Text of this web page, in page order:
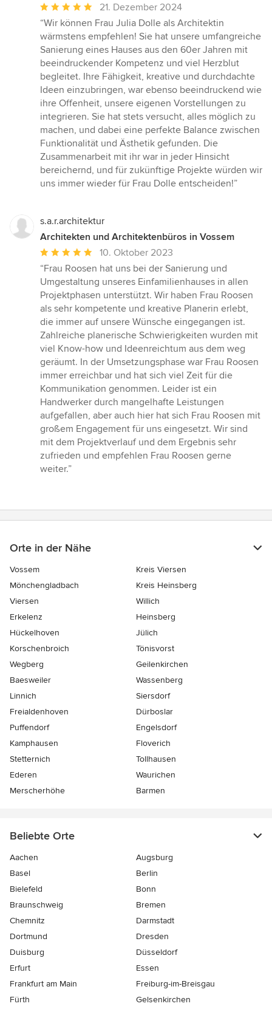
Durchschnittliche
Bewertung:
5
von
5
Sternen
21. Dezember 2024
“Wir können Frau Julia Dolle als Architektin
wärmstens empfehlen! Sie hat unsere umfangreiche
Sanierung eines Hauses aus den 60er Jahren mit
beeindruckender Kompetenz und viel Herzblut
begleitet. Ihre Fähigkeit, kreative und durchdachte
Ideen einzubringen, war ebenso beeindruckend wie
ihre Offenheit, unsere eigenen Vorstellungen zu
integrieren. Sie hat stets versucht, alles möglich zu
machen, und dabei eine perfekte Balance zwischen
Funktionalität und Ästhetik gefunden. Die
Zusammenarbeit mit ihr war in jeder Hinsicht
bereichernd, und für zukünftige Projekte würden wir
uns immer wieder für Frau Dolle entscheiden!”
s.a.r.architektur
Architekten und Architektenbüros in Vossem
Durchschnittliche
Bewertung:
5
von
5
Sternen
10. Oktober 2023
“Frau Roosen hat uns bei der Sanierung und
Umgestaltung unseres Einfamilienhauses in allen
Projektphasen unterstützt. Wir haben Frau Roosen
als sehr kompetente und kreative Planerin erlebt,
die immer auf unsere Wünsche eingegangen ist.
Zahlreiche planerische Schwierigkeiten wurden mit
viel Know-how und Ideenreichtum aus dem weg
geräumt. In der Umsetzungsphase war Frau Roosen
immer erreichbar und hat sich viel Zeit für die
Kommunikation genommen. Leider ist ein
Handwerker durch mangelhafte Leistungen
aufgefallen, aber auch hier hat sich Frau Roosen mit
großem Engagement für uns eingesetzt. Wir sind
mit dem Projektverlauf und dem Ergebnis sehr
zufrieden und empfehlen Frau Roosen gerne
weiter.”
Orte in der Nähe
Vossem
Kreis Viersen
Mönchengladbach
Kreis Heinsberg
Viersen
Willich
Erkelenz
Heinsberg
Hückelhoven
Jülich
Korschenbroich
Tönisvorst
Wegberg
Geilenkirchen
Baesweiler
Wassenberg
Linnich
Siersdorf
Freialdenhoven
Dürboslar
Puffendorf
Engelsdorf
Kamphausen
Floverich
Stetternich
Tollhausen
Ederen
Waurichen
Merscherhöhe
Barmen
Beliebte Orte
Aachen
Augsburg
Basel
Berlin
Bielefeld
Bonn
Braunschweig
Bremen
Chemnitz
Darmstadt
Dortmund
Dresden
Duisburg
Düsseldorf
Erfurt
Essen
Frankfurt am Main
Freiburg-im-Breisgau
Fürth
Gelsenkirchen